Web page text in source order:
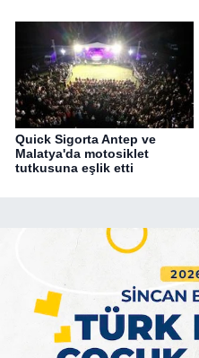
Quick Sigorta Antep ve
Malatya'da motosiklet
tutkusuna eşlik etti